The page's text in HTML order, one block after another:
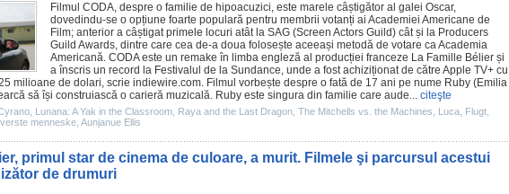
Filmul CODA, despre o familie de hipoacuzici, este marele câștigător al galei Oscar,
dovedindu-se o opțiune foarte populară pentru membrii votanți ai Academiei Americane de
Film; anterior a câștigat primele locuri atât la SAG (Screen Actors Guild) cât și la Producers
Guild Awards, dintre care cea de-a doua folosește aceeași metodă de votare ca Academia
Americană. CODA este un remake în limba engleză al producției franceze La Famille Bélier și
a înscris un record la Festivalul de la Sundance, unde a fost achiziționat de către Apple TV+ cu
milioane de dolari, scrie indiewire.com. Filmul vorbește despre o fată de 17 ani pe nume Ruby (Emilia
să își construiască o carieră muzicală. Ruby este singura din familie care aude... citeşte
Lunana: A Yak in the Classroom Raya and the Last Dragon The Mitchells vs. the Machines Luca Flugt
menneske Aunjanue Ellis
primul star de cinema de culoare, a murit. Filmele şi parcursul acestui
de drumuri